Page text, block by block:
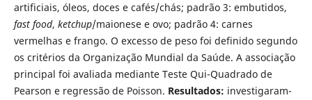
artificiais, óleos, doces e cafés/chás; padrão 3: embutidos,
fast food, ketchup/maionese e ovo; padrão 4: carnes
vermelhas e frango. O excesso de peso foi definido segundo
os critérios da Organização Mundial da Saúde. A associação
principal foi avaliada mediante Teste Qui-Quadrado de
Pearson e regressão de Poisson. Resultados: investigaram-